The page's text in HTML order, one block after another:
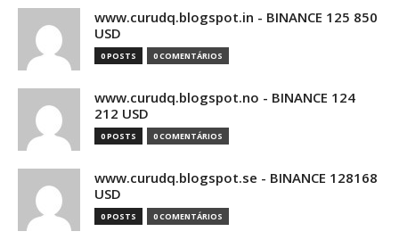
www.curudq.blogspot.in - BINANCE 125 850
USD
0 POSTS 0 COMENTÁRIOS
www.curudq.blogspot.no - BINANCE 124
212 USD
0 POSTS 0 COMENTÁRIOS
www.curudq.blogspot.se - BINANCE 128168
USD
0 POSTS 0 COMENTÁRIOS